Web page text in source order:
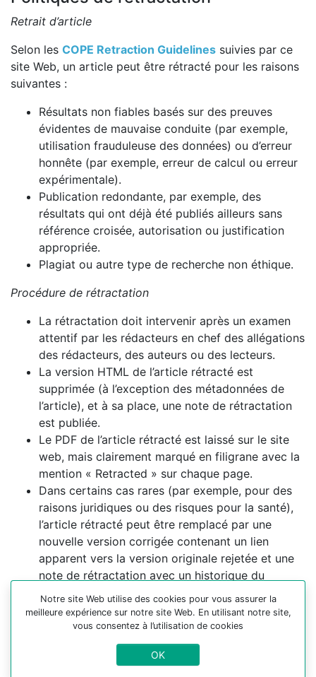
Retrait d’article
Selon les COPE Retraction Guidelines suivies par ce
site Web, un article peut être rétracté pour les raisons
suivantes :
Résultats non fiables basés sur des preuves
évidentes de mauvaise conduite (par exemple,
utilisation frauduleuse des données) ou d’erreur
honnête (par exemple, erreur de calcul ou erreur
expérimentale).
Publication redondante, par exemple, des
résultats qui ont déjà été publiés ailleurs sans
référence croisée, autorisation ou justification
appropriée.
Plagiat ou autre type de recherche non éthique.
Procédure de rétractation
La rétractation doit intervenir après un examen
attentif par les rédacteurs en chef des allégations
des rédacteurs, des auteurs ou des lecteurs.
La version HTML de l’article rétracté est
supprimée (à l’exception des métadonnées de
l’article), et à sa place, une note de rétractation
est publiée.
Le PDF de l’article rétracté est laissé sur le site
web, mais clairement marqué en filigrane avec la
mention « Retracted » sur chaque page.
Dans certains cas rares (par exemple, pour des
raisons juridiques ou des risques pour la santé),
l’article rétracté peut être remplacé par une
nouvelle version corrigée contenant un lien
apparent vers la version originale rejetée et une
note de rétractation avec un historique du
document.
Expression de l’inquiétude
Dans d’autres cas, les rédacteurs doivent envisager de
publier une expression de préoccupation si les preuves
Notre site Web utilise des cookies pour vous assurer la
meilleure expérience sur notre site Web. En utilisant notre site,
vous consentez à l’utilisation de cookies
OK